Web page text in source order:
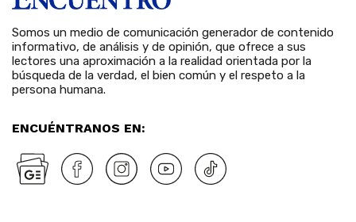
Somos un medio de comunicación generador de contenido
informativo, de análisis y de opinión, que ofrece a sus
lectores una aproximación a la realidad orientada por la
búsqueda de la verdad, el bien común y el respeto a la
persona humana.
ENCUÉNTRANOS EN: